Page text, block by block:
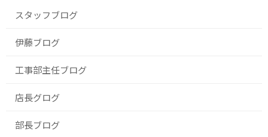
スタッフブログ
伊藤ブログ
工事部主任ブログ
店長グログ
部長ブログ